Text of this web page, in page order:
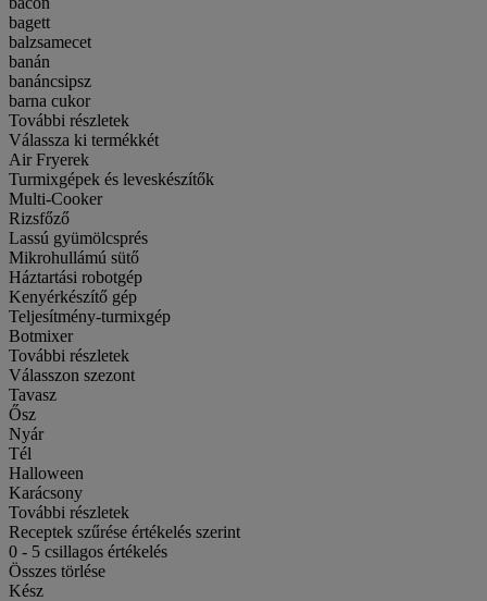
bagett
balzsamecet
banán
banáncsipsz
barna cukor
További részletek
Válassza ki termékkét
Air Fryerek
Turmixgépek és leveskészítők
Multi-Cooker
Rizsfőző
Lassú gyümölcsprés
Mikrohullámú sütő
Háztartási robotgép
Kenyérkészítő gép
Teljesítmény-turmixgép
Botmixer
További részletek
Válasszon szezont
Tavasz
Ősz
Nyár
Tél
Halloween
Karácsony
További részletek
Receptek szűrése értékelés szerint
0 - 5 csillagos értékelés
Összes törlése
Kész